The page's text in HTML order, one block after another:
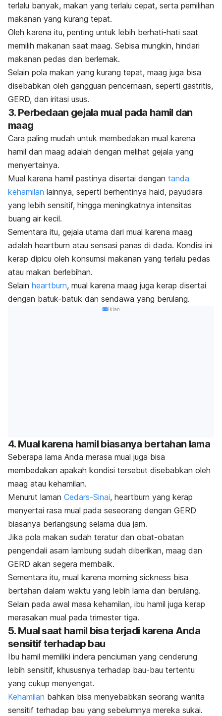
terlalu banyak, makan yang terlalu cepat, serta pemilihan
makanan yang kurang tepat.
Oleh karena itu, penting untuk lebih berhati-hati saat
memilih makanan saat maag. Sebisa mungkin, hindari
makanan pedas dan berlemak.
Selain pola makan yang kurang tepat, maag juga bisa
disebabkan oleh gangguan pencernaan, seperti gastritis,
GERD, dan iritasi usus.
3. Perbedaan gejala mual pada hamil dan
maag
Cara paling mudah untuk membedakan mual karena
hamil dan maag adalah dengan melihat gejala yang
menyertainya.
Mual karena hamil pastinya disertai dengan tanda
kehamilan lainnya, seperti berhentinya haid, payudara
yang lebih sensitif, hingga meningkatnya intensitas
buang air kecil.
Sementara itu, gejala utama dari mual karena maag
adalah heartburn atau sensasi panas di dada. Kondisi ini
kerap dipicu oleh konsumsi makanan yang terlalu pedas
atau makan berlebihan.
Selain heartburn, mual karena maag juga kerap disertai
dengan batuk-batuk dan sendawa yang berulang.
Iklan
4. Mual karena hamil biasanya bertahan lama
Seberapa lama Anda merasa mual juga bisa
membedakan apakah kondisi tersebut disebabkan oleh
maag atau kehamilan.
Menurut laman Cedars-Sinai, heartburn yang kerap
menyertai rasa mual pada seseorang dengan GERD
biasanya berlangsung selama dua jam.
Jika pola makan sudah teratur dan obat-obatan
pengendali asam lambung sudah diberikan, maag dan
GERD akan segera membaik.
Sementara itu, mual karena morning sickness bisa
bertahan dalam waktu yang lebih lama dan berulang.
Selain pada awal masa kehamilan, ibu hamil juga kerap
merasakan mual pada trimester tiga.
5. Mual saat hamil bisa terjadi karena Anda
sensitif terhadap bau
Ibu hamil memiliki indera penciuman yang cenderung
lebih sensitif, khususnya terhadap bau-bau tertentu
yang cukup menyengat.
Kehamilan bahkan bisa menyebabkan seorang wanita
sensitif terhadap bau yang sebelumnya mereka sukai.